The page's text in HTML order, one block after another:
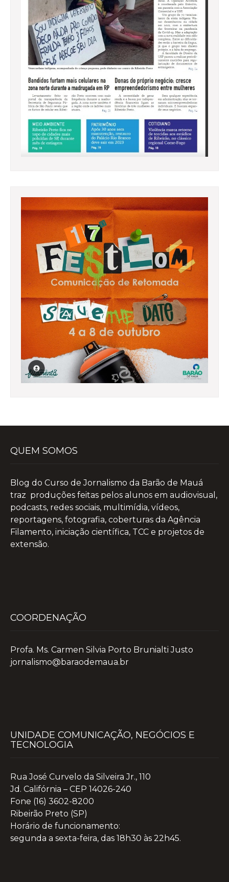
QUEM SOMOS
Blog do Curso de Jornalismo da Barão de Mauá
traz produções feitas pelos alunos em audiovisual,
podcasts, redes sociais, multimídia, vídeos,
reportagens, fotografia, coberturas da Agência
Filamento, iniciação científica, TCC e projetos de
extensão.
COORDENAÇÃO
Profa. Ms. Carmen Silvia Porto Brunialti Justo
jornalismo@baraodemaua.br
UNIDADE COMUNICAÇÃO, NEGÓCIOS E
TECNOLOGIA
Rua José Curvelo da Silveira Jr., 110
Jd. Califórnia – CEP 14026-240
Fone (16) 3602-8200
Ribeirão Preto (SP)
Horário de funcionamento:
segunda a sexta-feira, das 18h30 às 22h45.